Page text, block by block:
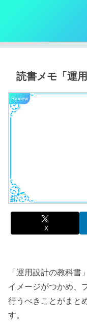
読書メモ「運
Review
X
「運用設計の教科
イメージがつかめ、
行うべきことがまと
す。